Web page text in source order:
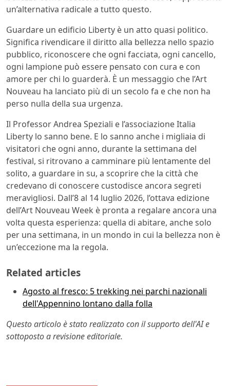
un’alternativa radicale a tutto questo.
Guardare un edificio Liberty è un atto quasi politico.
Significa rivendicare il diritto alla bellezza nello spazio
pubblico, riconoscere che ogni facciata, ogni cancello,
ogni lampione può essere pensato con cura e con
amore per chi lo guarderà. È un messaggio che l’Art
Nouveau ha lanciato più di un secolo fa e che non ha
perso nulla della sua urgenza.
Il Professor Andrea Speziali e l’associazione Italia
Liberty lo sanno bene. E lo sanno anche i migliaia di
visitatori che ogni anno, durante la settimana del
festival, si ritrovano a camminare più lentamente del
solito, a guardare in su, a scoprire che la città che
credevano di conoscere custodisce ancora segreti
meravigliosi. Dall’8 al 14 luglio 2026, l’ottava edizione
dell’Art Nouveau Week è pronta a regalare ancora una
volta questa esperienza: quella di abitare, anche solo
per una settimana, in un mondo in cui la bellezza non è
un’eccezione ma la regola.
Related articles
Agosto al fresco: 5 trekking nei parchi nazionali
dell'Appennino lontano dalla folla
Questo articolo è stato realizzato con il supporto dell'AI e
sottoposto a revisione editoriale.